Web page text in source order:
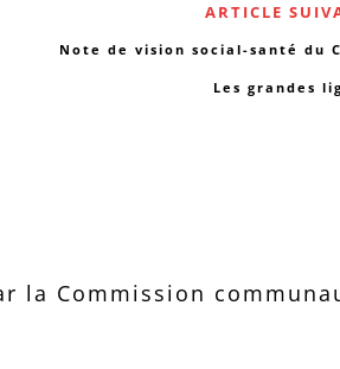
ARTICLE
Note de vision social-santé du
Les grandes
la Commission